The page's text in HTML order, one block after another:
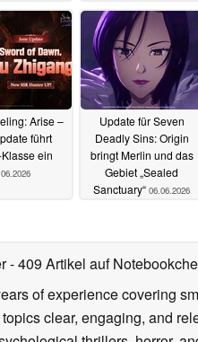
Arise –
führt
ein
Update für Seven
Deadly Sins: Origin
bringt Merlin und das
Gebiet „Sealed
Sanctuary“ 06.06.2026
- 409 Artikel auf
of experience covering
clear, engaging, and